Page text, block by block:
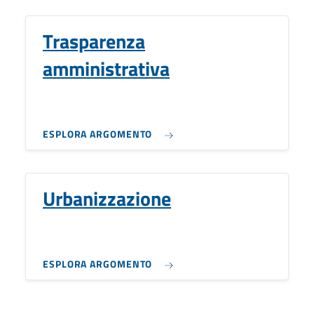
Trasparenza
amministrativa
ESPLORA ARGOMENTO
Urbanizzazione
ESPLORA ARGOMENTO